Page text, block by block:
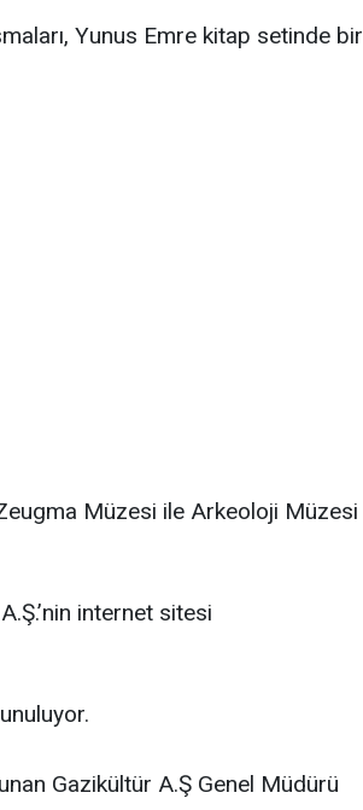
Yunus Emre kitap setinde bir
Müzesi ile Arkeoloji Müzesi
internet sitesi
Gazikültür A.Ş Genel Müdürü